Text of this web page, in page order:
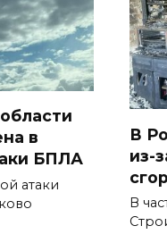
05 августа
Донская
для
05 августа
в
БПЛА
атаки
В
из-
В